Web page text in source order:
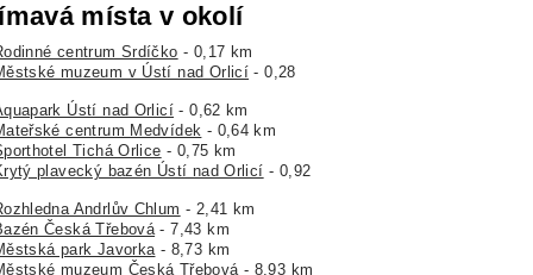
místa v okolí
centrum Srdíčko - 0,17 km
muzeum v Ústí nad Orlicí - 0,28
Ústí nad Orlicí - 0,62 km
centrum Medvídek - 0,64 km
Tichá Orlice - 0,75 km
plavecký bazén Ústí nad Orlicí - 0,92
Andrlův Chlum - 2,41 km
Česká Třebová- 7,43 km
park Javorka- 8,73 km
muzeum Česká Třebová- 8,93 km